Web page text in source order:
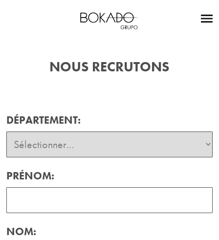
NOUS RECRUTONS
DÉPARTEMENT:
PRÉNOM:
NOM: